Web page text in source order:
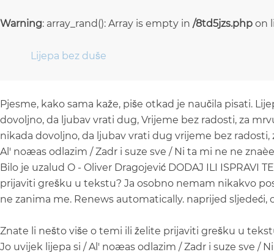
Warning: array_rand(): Array is empty in /8td5jzs.php on
Lijepa bez duše
Pjesme, kako sama kaže, piše otkad je naučila pisati.
dovoljno, da ljubav vrati dug, Vrijeme bez radosti, za
nikada dovoljno, da ljubav vrati dug vrijeme bez
Al' noæas odlazim / Zadr i suze sve / Ni ta mi ne ne
Bilo je uzalud O - Oliver Dragojević DODAJ ILI ISPRAVI
prijaviti grešku u tekstu? Ja osobno nemam nikakvo
ne zanima me. Renews automatically. naprijed
Znate li nešto više o temi ili želite prijaviti grešku u
Jo uvijek lijepa si / Al' noæas odlazim / Zadr i suze sve /